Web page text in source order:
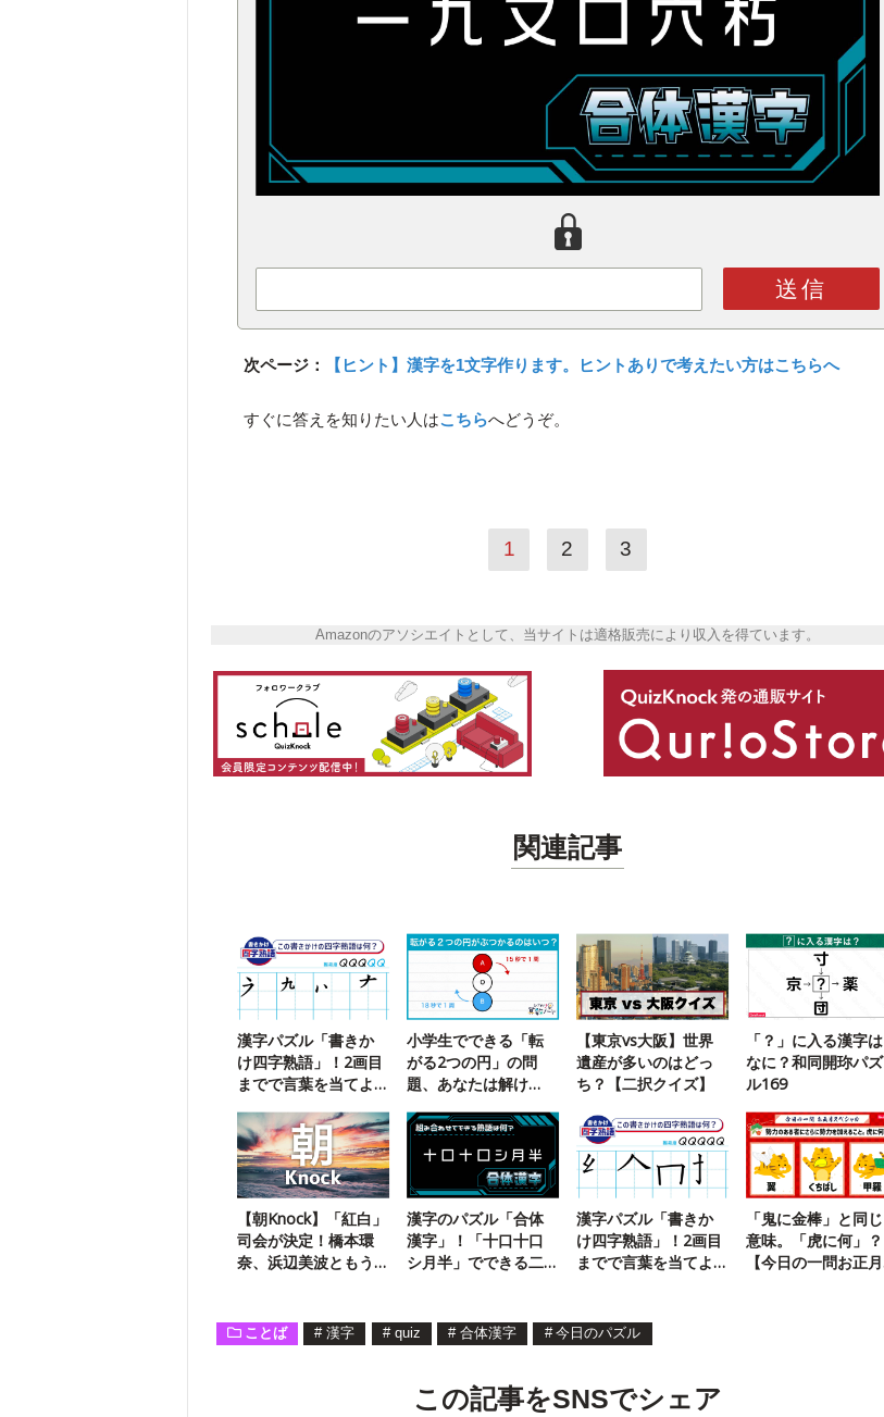
送信
次ページ： 【ヒント】漢字を1文字作ります。ヒントありで考えたい方はこちらへ
すぐに答えを知りたい人はこちらへどうぞ。
1 2 3
Amazonのアソシエイトとして、当サイトは適格販売により収入を得ています。
関連記事
漢字パズル「書きか
け四字熟語」！2画目
までで言葉を当てよ
小学生でできる「転
がる2つの円」の問
題、あなたは解け
【東京vs大阪】世界
遺産が多いのはどっ
ち？【二択クイズ】
「？」に入る漢字は
なに？和同開珎パズ
ル169
【朝Knock】「紅白」
司会が決定！橋本環
奈、浜辺美波ともう1
漢字のパズル「合体
漢字」！「十口十口
シ月半」でできる二
漢字パズル「書きか
け四字熟語」！2画目
までで言葉を当てよ
「鬼に金棒」と同じ
意味。「虎に何」？
【今日の一問お正月
ことば # 漢字 # quiz # 合体漢字 # 今日のパズル
この記事をSNSでシェア